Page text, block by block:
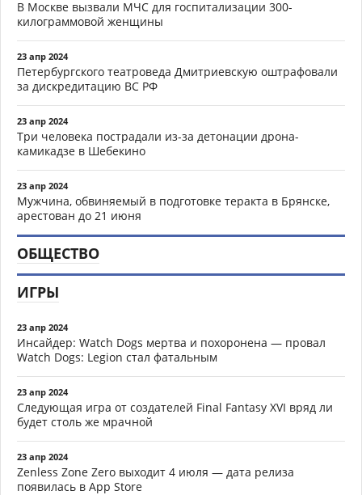
В Москве вызвали МЧС для госпитализации 300-
килограммовой женщины
23 апр 2024
Петербургского театроведа Дмитриевскую оштрафовали
за дискредитацию ВС РФ
23 апр 2024
Три человека пострадали из-за детонации дрона-
камикадзе в Шебекино
23 апр 2024
Мужчина, обвиняемый в подготовке теракта в Брянске,
арестован до 21 июня
ОБЩЕСТВО
ИГРЫ
23 апр 2024
Инсайдер: Watch Dogs мертва и похоронена — провал
Watch Dogs: Legion стал фатальным
23 апр 2024
Следующая игра от создателей Final Fantasy XVI вряд ли
будет столь же мрачной
23 апр 2024
Zenless Zone Zero выходит 4 июля — дата релиза
появилась в App Store